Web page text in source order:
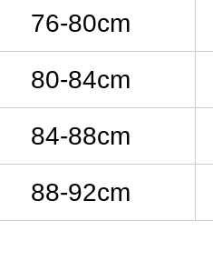
76-80cm
80-84cm
84-88cm
88-92cm